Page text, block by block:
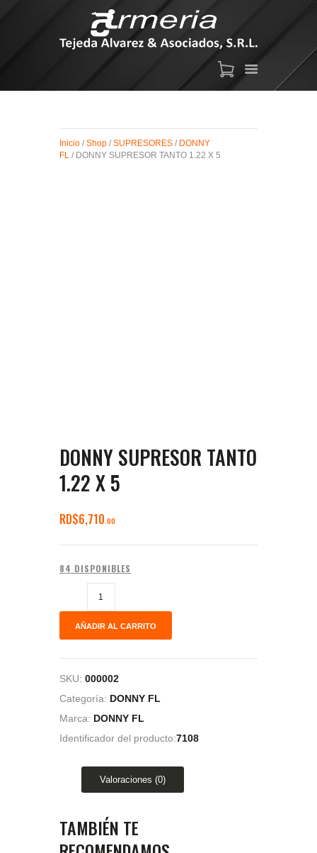
MIRAS
MUNICIONES
Inicio / Shop / SUPRESORES / DONNY
FL / DONNY SUPRESOR TANTO 1.22 X 5
DONNY SUPRESOR TANTO
1.22 X 5
RD$6,710 00
84 DISPONIBLES
AÑADIR AL CARRITO
SKU: 000002
Categoría: DONNY FL
Marca: DONNY FL
Identificador del producto:7108
Valoraciones (0)
TAMBIÉN TE